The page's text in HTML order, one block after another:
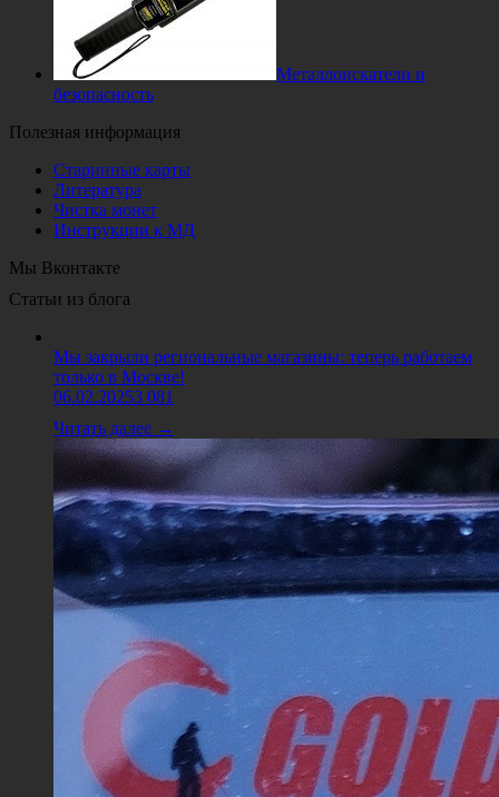
Металлоискатели и
безопасность
Полезная информация
Старинные карты
Литература
Чистка монет
Инструкции к МД
Мы Вконтакте
Статьи из блога
Мы закрыли региональные магазины: теперь работаем
только в Москве!
06.02.20253 081
Читать далее →